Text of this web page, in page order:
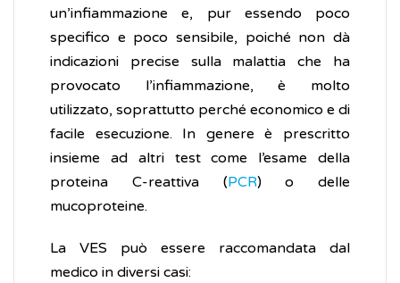
un’infiammazione e, pur essendo poco
specifico e poco sensibile, poiché non dà
indicazioni precise sulla malattia che ha
provocato l’infiammazione, è molto
utilizzato, soprattutto perché economico e di
facile esecuzione. In genere è prescritto
insieme ad altri test come l’esame della
proteina C-reattiva (PCR) o delle
mucoproteine.
La VES può essere raccomandata dal
medico in diversi casi: